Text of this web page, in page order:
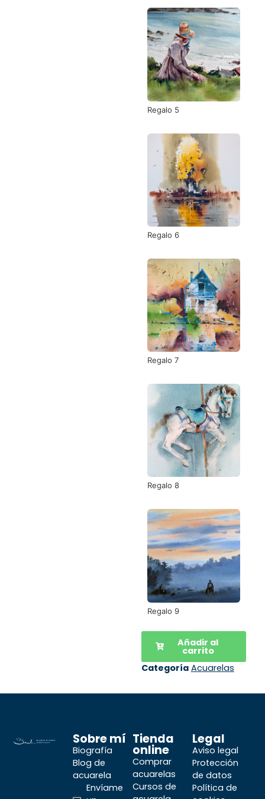
Regalo 5
Regalo 6
Regalo 7
Regalo 8
Regalo 9
Añadir al
carrito
Categoría Acuarelas
Sobre mí
Biografía
Blog de
acuarela
Envíame
Tienda
online
Comprar
acuarelas
Cursos de
Legal
Aviso legal
Protección
de datos
Política de